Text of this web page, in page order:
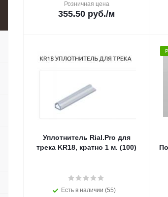
Розничная цена
355.50 руб./м
Уплотнитель Rial.Pro для
трека KR18, кратно 1 м. (100)
Есть в наличии (55)